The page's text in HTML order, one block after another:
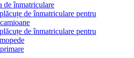
de înmatriculare
de înmatriculare pentru
de înmatriculare pentru